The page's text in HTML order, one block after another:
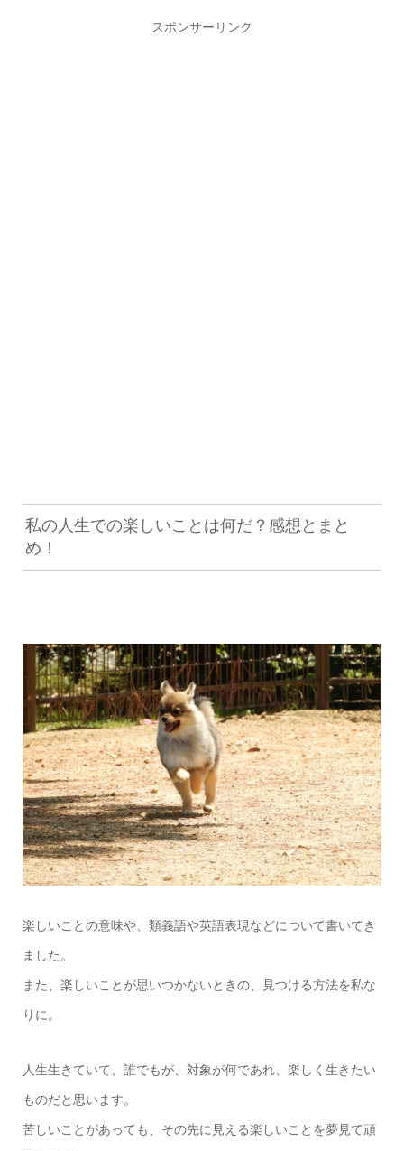
スポンサーリンク
私の人生での楽しいことは何だ？感想とまと
め！
楽しいことの意味や、類義語や英語表現などについて書いてき
ました。
また、楽しいことが思いつかないときの、見つける方法を私な
りに。
人生生きていて、誰でもが、対象が何であれ、楽しく生きたい
ものだと思います。
苦しいことがあっても、その先に見える楽しいことを夢見て頑